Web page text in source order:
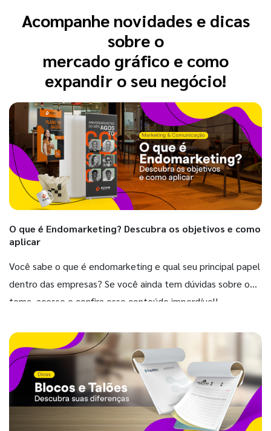
Acompanhe novidades e dicas
sobre o
mercado gráfico e como
expandir o seu negócio!
O que é Endomarketing? Descubra os objetivos e como
aplicar
Você sabe o que é endomarketing e qual seu principal papel
dentro das empresas? Se você ainda tem dúvidas sobre o
tema, acesse e confira esse conteúdo imperdível!